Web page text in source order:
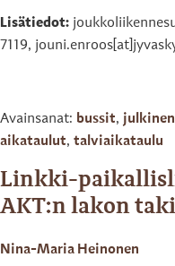
Lisätiedot:
7119,
Avainsanat: bussit,
aikataulut, talviaikataulu
Linkki-
AKT:n lakon
Nina-Maria Heinonen